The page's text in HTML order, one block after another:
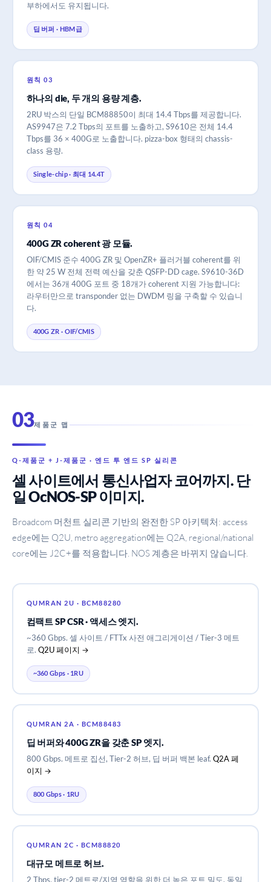
부하에서도 유지됩니다.
딥 버퍼 · HBM급
원칙 03
하나의 die, 두 개의 용량 계층.
2RU 박스의 단일 BCM88850이 최대 14.4 Tbps를 제공합니다.
AS9947은 7.2 Tbps의 포트를 노출하고, S9610은 전체 14.4
Tbps를 36 × 400G로 노출합니다. pizza-box 형태의 chassis-
class 용량.
Single-chip · 최대 14.4T
원칙 04
400G ZR coherent 광 모듈.
OIF/CMIS 준수 400G ZR 및 OpenZR+ 플러거블 coherent를 위
한 약 25 W 전체 전력 예산을 갖춘 QSFP-DD cage. S9610-36D
에서는 36개 400G 포트 중 18개가 coherent 지원 가능합니다:
라우터만으로 transponder 없는 DWDM 링을 구축할 수 있습니
다.
400G ZR · OIF/CMIS
03제품군 맵
Q-제품군 + J-제품군 · 엔드 투 엔드 SP 실리콘
셀 사이트에서 통신사업자 코어까지. 단
일 OcNOS-SP 이미지.
Broadcom 머천트 실리콘 기반의 완전한 SP 아키텍처: access
edge에는 Q2U, metro aggregation에는 Q2A, regional/national
core에는 J2C+를 적용합니다. NOS 계층은 바뀌지 않습니다.
QUMRAN 2U · BCM88280
컴팩트 SP CSR · 액세스 엣지.
~360 Gbps. 셀 사이트 / FTTx 사전 애그리게이션 / Tier-3 메트
로. Q2U 페이지 →
~360 Gbps · 1RU
QUMRAN 2A · BCM88483
딥 버퍼와 400G ZR을 갖춘 SP 엣지.
800 Gbps. 메트로 집선, Tier-2 허브, 딥 버퍼 백본 leaf. Q2A 페
이지 →
800 Gbps · 1RU
QUMRAN 2C · BCM88820
대규모 메트로 허브.
2 Tbps. tier-2 메트로/지역 역할을 위한 더 높은 포트 밀도. 동일